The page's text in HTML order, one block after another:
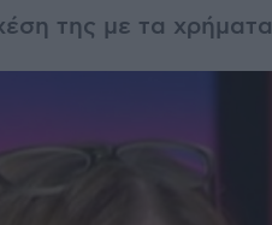
της με τα χρήματα